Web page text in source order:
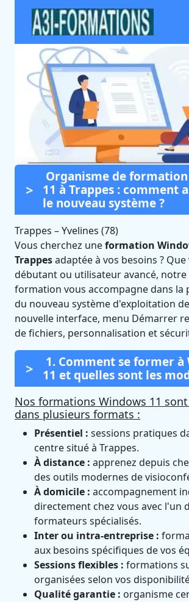
Formation
Trappes
Certifié Qualiopi et éligible
Organisme de
11 à Trappes : comment
le nouveau système ?
Trappes –Yvelines (78)
Vous cherchez uneformation
Trappesadaptée à vos besoins ? Que
débutant ou utilisateur avancé,
formation vous accompagne dans la
du nouveau système d'exploitation
nouvelle interface, menu Démarrer
de fichiers, personnalisation et
1. Comment se former à
11 et quelles sont les
Nos formations Windows 11
dans plusieurs formats :
Présentiel : sessions pratiques
centre situé à Trappes.
À distance : apprenez depuis
des outils modernes de
À domicile : accompagnement
directement chez vous avec l'un
formateurs spécialisés.
Inter ou intra-entreprise :
aux besoins spécifiques de vos
Sessions flexibles : formations
organisées selon vos
Qualité garantie : organisme